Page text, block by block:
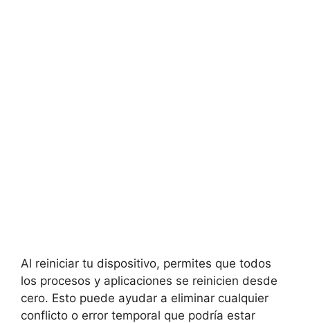
Al reiniciar tu dispositivo, permites⁣ que todos
los procesos‌ y aplicaciones se reinicien desde
cero. Esto⁢ puede ayudar a eliminar cualquier
conflicto o error temporal que ⁤podría ‌estar